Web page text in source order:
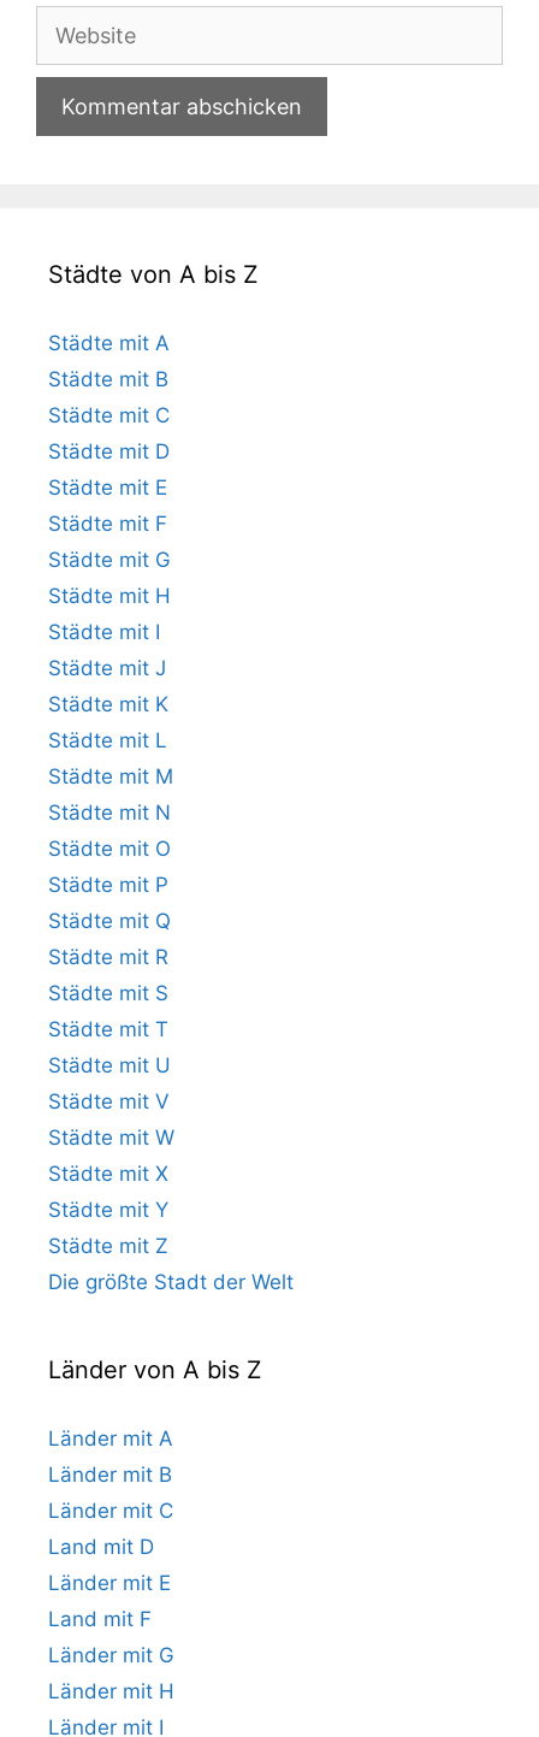
Adresse
Website
Städte von A bis Z
Städte mit A
Städte mit B
Städte mit C
Städte mit D
Städte mit E
Städte mit F
Städte mit G
Städte mit H
Städte mit I
Städte mit J
Städte mit K
Städte mit L
Städte mit M
Städte mit N
Städte mit O
Städte mit P
Städte mit Q
Städte mit R
Städte mit S
Städte mit T
Städte mit U
Städte mit V
Städte mit W
Städte mit X
Städte mit Y
Städte mit Z
Die größte Stadt der Welt
Länder von A bis Z
Länder mit A
Länder mit B
Länder mit C
Land mit D
Länder mit E
Land mit F
Länder mit G
Länder mit H
Länder mit I